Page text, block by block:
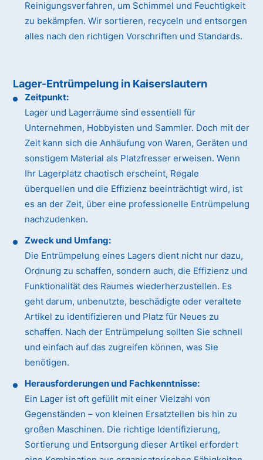
Reinigungsverfahren, um Schimmel und Feuchtigkeit
zu bekämpfen. Wir sortieren, recyceln und entsorgen
alles nach den richtigen Vorschriften und Standards.
Lager-Entrümpelung in Kaiserslautern
Zeitpunkt:
Lager und Lagerräume sind essentiell für
Unternehmen, Hobbyisten und Sammler. Doch mit der
Zeit kann sich die Anhäufung von Waren, Geräten und
sonstigem Material als Platzfresser erweisen. Wenn
Ihr Lagerplatz chaotisch erscheint, Regale
überquellen und die Effizienz beeinträchtigt wird, ist
es an der Zeit, über eine professionelle Entrümpelung
nachzudenken.
Zweck und Umfang:
Die Entrümpelung eines Lagers dient nicht nur dazu,
Ordnung zu schaffen, sondern auch, die Effizienz und
Funktionalität des Raumes wiederherzustellen. Es
geht darum, unbenutzte, beschädigte oder veraltete
Artikel zu identifizieren und Platz für Neues zu
schaffen. Nach der Entrümpelung sollten Sie schnell
und einfach auf das zugreifen können, was Sie
benötigen.
Herausforderungen und Fachkenntnisse:
Ein Lager ist oft gefüllt mit einer Vielzahl von
Gegenständen – von kleinen Ersatzteilen bis hin zu
großen Maschinen. Die richtige Identifizierung,
Sortierung und Entsorgung dieser Artikel erfordert